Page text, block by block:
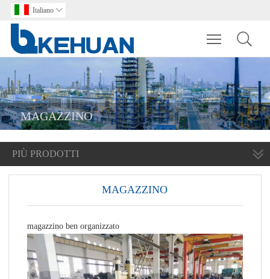
Italiano 
Toggle
MAGAZZINO
PIÙ PRODOTTI
MAGAZZINO
magazzino ben organizzato